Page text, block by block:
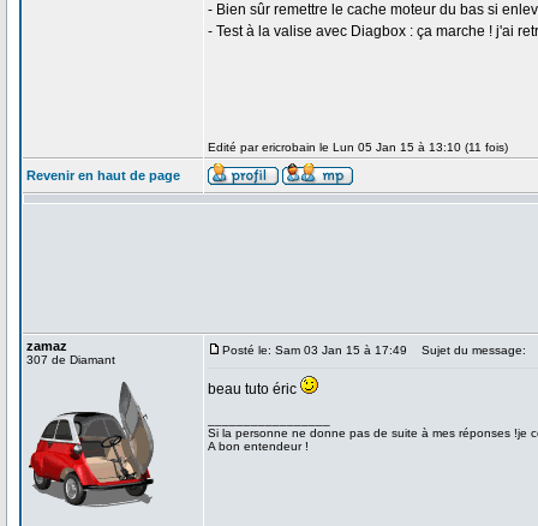
- Bien sûr remettre le cache moteur du bas si
- Test à la valise avec Diagbox : ça marche ! j'ai
Edité par ericrobain le Lun 05 Jan 15 à 13:10 (11 fois)
Revenir en haut de page
zamaz
307 de Diamant
Posté le: Sam 03 Jan 15 à 17:49 Sujet du message:
beau tuto éric
Si la personne ne donne pas de suite à mes réponses !je
A bon entendeur !